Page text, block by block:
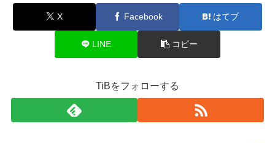
X Facebook はてブ
LINE コピー
TiBをフォローする